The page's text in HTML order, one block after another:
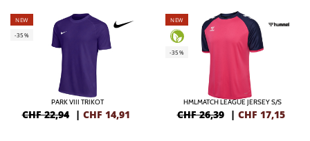
NEW
-35%
PARK VIII TRIKOT
CHF 22,94 | CHF 14,91
NEW
-35%
HMLMATCH LEAGUE JERSEY S/S
CHF 26,39 | CHF 17,15